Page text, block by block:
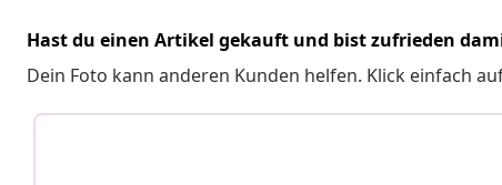
Hast du einen Artikel gekauft und bist zufrieden
Dein Foto kann anderen Kunden helfen. Klick einfach